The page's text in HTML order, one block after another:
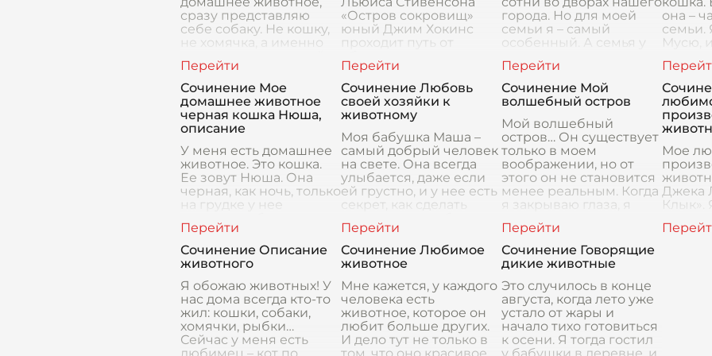
сразу представляю
себе собаку. Не кошку,
не хомячка, а именно
будет встречать меня
виляющим хвостом у
пор
«Остров сокровищ»
юный Джим Хокинс
проходит путь от
смелого и находчивого
героя. На протяжении
всего повествования
его окруж
города. Но для моей
семьи я – самый
особенный. А семья у
Наташа, папа Сергей и
маленькая девочка Ан
она –
семьи.
Мусю,
Сочинение Мое
домашнее животное
черная кошка Нюша,
описание
У меня есть домашнее
животное. Это кошка.
Ее зовут Нюша. Она
черная, как ночь, только
на грудке у нее
пятнышко, будто
звездочка в темном
небе. Нюша появилась
в наше
Сочинение Любовь
своей хозяйки к
животному
Моя бабушка Маша –
самый добрый человек
на свете. Она всегда
улыбается, даже если
ей грустно, и у нее есть
секрет, как сделать
Этот секрет – любовь.
Бабушка люби
Сочинение Мой
волшебный остров
Мой волшебный
остров… Он существует
только в моем
воображении, но от
этого он не становится
менее реальным. Когда
я закрываю глаза, я
теплый песок под
ногами, ус
Мое
Джека
Клык».
Сочинение Описание
животного
Я обожаю животных! У
нас дома всегда кто-то
жил: кошки, собаки,
хомячки, рыбки…
Сейчас у меня есть
Сочинение Любимое
животное
Мне кажется, у каждого
человека есть
животное, которое он
любит больше других.
И дело тут не только в
Сочинение Говорящие
дикие животные
Это случилось в конце
августа, когда лето уже
устало от жары и
начало тихо готовиться
к осени. Я тогда гостил